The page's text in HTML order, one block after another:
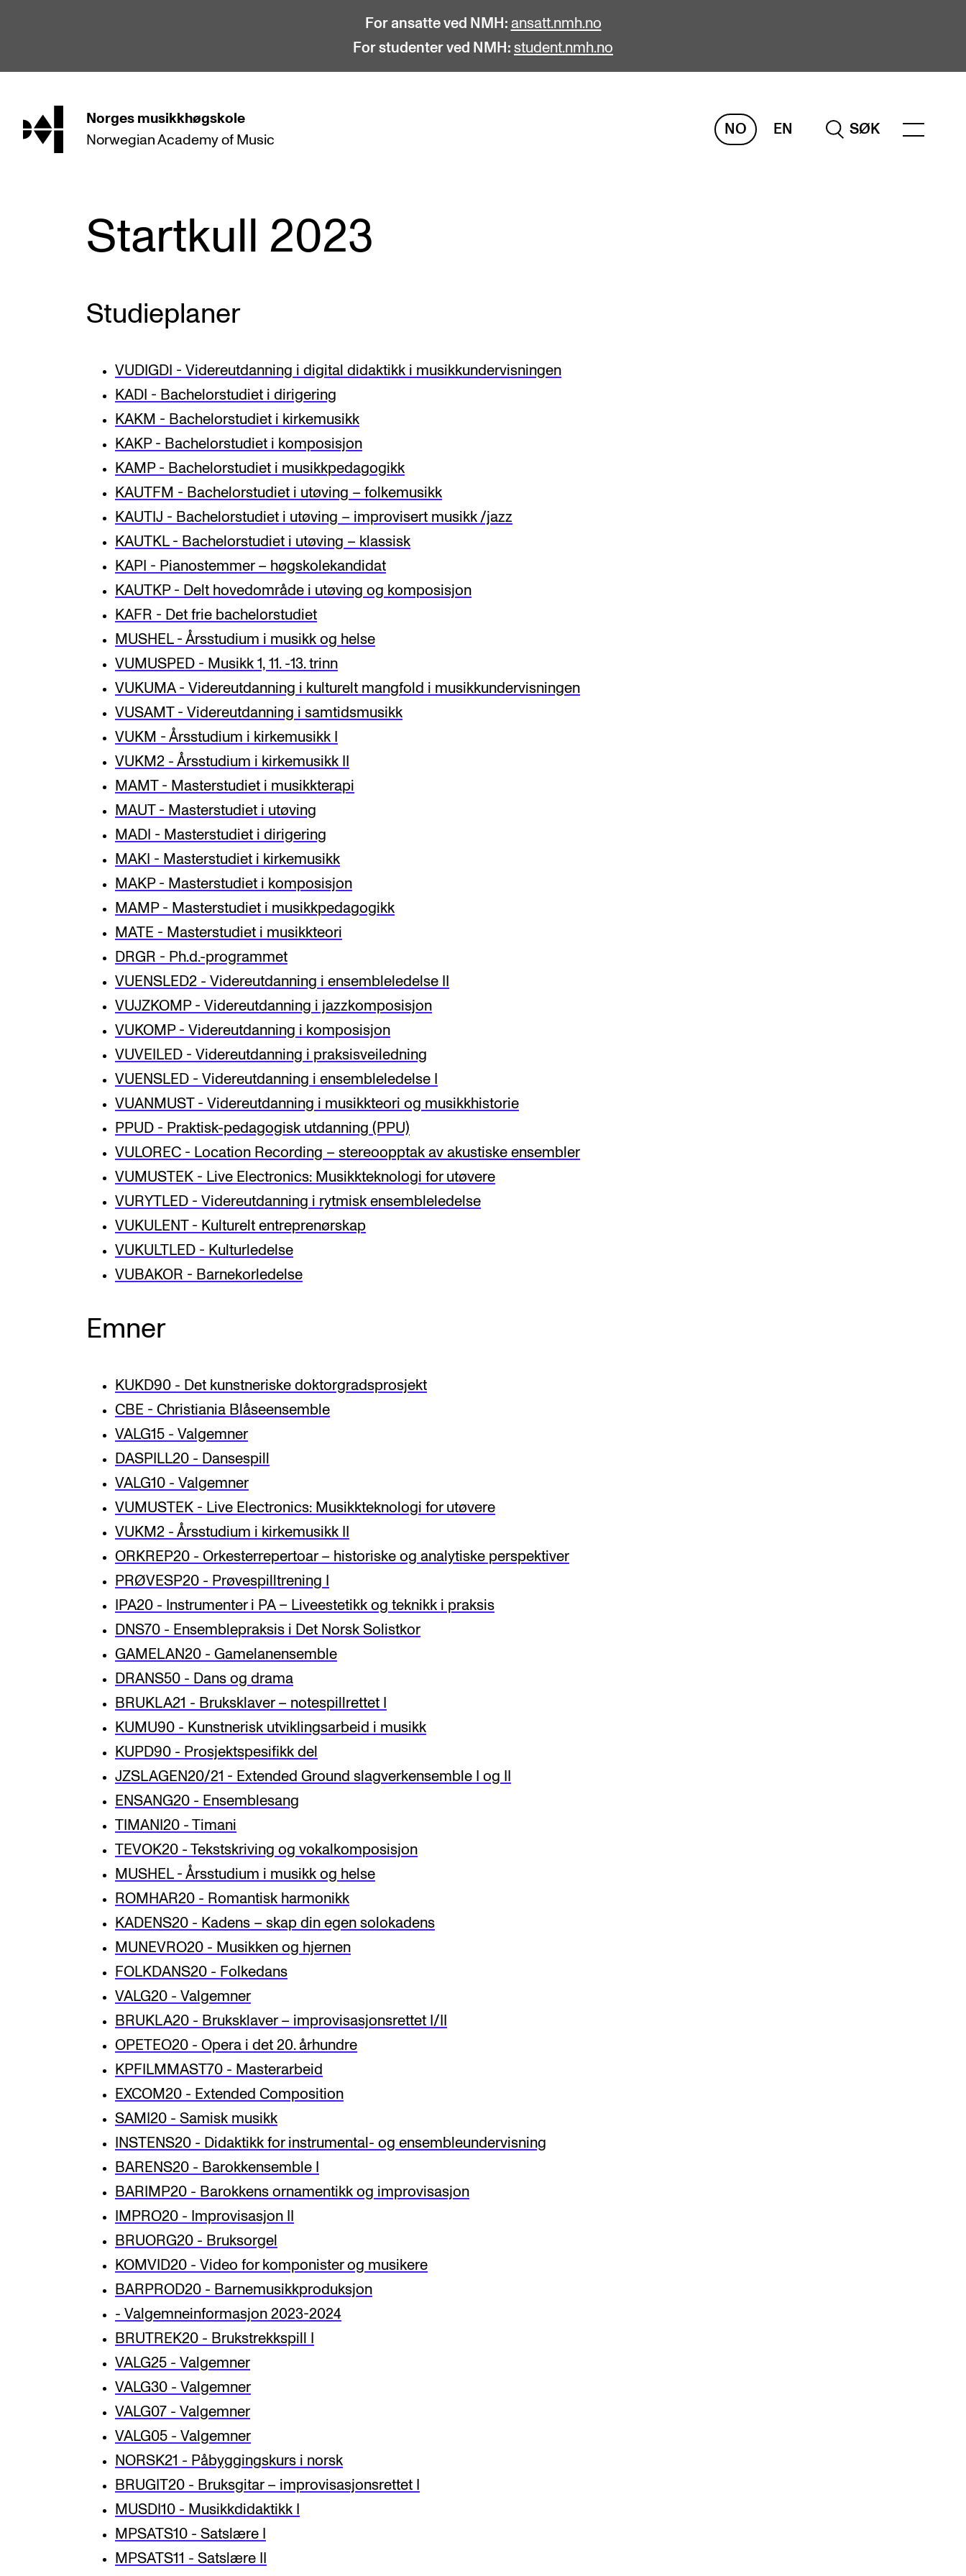
For ansatte ved NMH: ansatt.nmh.no
For studenter ved NMH: student.nmh.no
hjem Norges musikkhøgskole
Norwegian Academy of Music
NO EN
SØK
STUDIER
Master
Etterutdanning og kurs
Fagmiljøer
INTERNASJONALT
Utveksling
Internasjonal strategi
Samarbeidsprosjekter
Nettverk
Arrangementer og konserter
Nyheter og historier
Ledige stillinger
Startkull 2023
Studieplaner
VUDIGDI - Videreutdanning i digital didaktikk i musikkundervisningen
KADI - Bachelorstudiet i dirigering
KAKM - Bachelorstudiet i kirkemusikk
KAKP - Bachelorstudiet i komposisjon
KAMP - Bachelorstudiet i musikkpedagogikk
KAUTFM - Bachelorstudiet i utøving – folkemusikk
KAUTIJ - Bachelorstudiet i utøving – improvisert musikk /jazz
KAUTKL - Bachelorstudiet i utøving – klassisk
KAPI - Pianostemmer – høgskolekandidat
KAUTKP - Delt hovedområde i utøving og komposisjon
KAFR - Det frie bachelorstudiet
MUSHEL - Årsstudium i musikk og helse
VUMUSPED - Musikk 1, 11. -13. trinn
VUKUMA - Videreutdanning i kulturelt mangfold i musikkundervisningen
VUSAMT - Videreutdanning i samtidsmusikk
VUKM - Årsstudium i kirkemusikk I
VUKM2 - Årsstudium i kirkemusikk II
MAMT - Masterstudiet i musikkterapi
MAUT - Masterstudiet i utøving
MADI - Masterstudiet i dirigering
MAKI - Masterstudiet i kirkemusikk
MAKP - Masterstudiet i komposisjon
MAMP - Masterstudiet i musikkpedagogikk
MATE - Masterstudiet i musikkteori
DRGR - Ph.d.-programmet
VUENSLED2 - Videreutdanning i ensembleledelse II
VUJZKOMP - Videreutdanning i jazzkomposisjon
VUKOMP - Videreutdanning i komposisjon
VUVEILED - Videreutdanning i praksisveiledning
VUENSLED - Videreutdanning i ensembleledelse I
VUANMUST - Videreutdanning i musikkteori og musikkhistorie
PPUD - Praktisk-pedagogisk utdanning (PPU)
VULOREC - Location Recording – stereoopptak av akustiske ensembler
VUMUSTEK - Live Electronics: Musikkteknologi for utøvere
VURYTLED - Videreutdanning i rytmisk ensembleledelse
VUKULENT - Kulturelt entreprenørskap
VUKULTLED - Kulturledelse
VUBAKOR - Barnekorledelse
Emner
KUKD90 - Det kunstneriske doktorgradsprosjekt
CBE - Christiania Blåseensemble
VALG15 - Valgemner
DASPILL20 - Dansespill
VALG10 - Valgemner
VUMUSTEK - Live Electronics: Musikkteknologi for utøvere
VUKM2 - Årsstudium i kirkemusikk II
ORKREP20 - Orkesterrepertoar – historiske og analytiske perspektiver
PRØVESP20 - Prøvespilltrening I
IPA20 - Instrumenter i PA – Liveestetikk og teknikk i praksis
DNS70 - Ensemblepraksis i Det Norsk Solistkor
GAMELAN20 - Gamelanensemble
DRANS50 - Dans og drama
BRUKLA21 - Bruksklaver – notespillrettet I
KUMU90 - Kunstnerisk utviklingsarbeid i musikk
KUPD90 - Prosjektspesifikk del
JZSLAGEN20/21 - Extended Ground slagverkensemble I og II
ENSANG20 - Ensemblesang
TIMANI20 - Timani
TEVOK20 - Tekstskriving og vokalkomposisjon
MUSHEL - Årsstudium i musikk og helse
ROMHAR20 - Romantisk harmonikk
KADENS20 - Kadens – skap din egen solokadens
MUNEVRO20 - Musikken og hjernen
FOLKDANS20 - Folkedans
VALG20 - Valgemner
BRUKLA20 - Bruksklaver – improvisasjonsrettet I/II
OPETEO20 - Opera i det 20. århundre
KPFILMMAST70 - Masterarbeid
EXCOM20 - Extended Composition
SAMI20 - Samisk musikk
INSTENS20 - Didaktikk for instrumental- og ensembleundervisning
BARENS20 - Barokkensemble I
BARIMP20 - Barokkens ornamentikk og improvisasjon
IMPRO20 - Improvisasjon II
BRUORG20 - Bruksorgel
KOMVID20 - Video for komponister og musikere
BARPROD20 - Barnemusikkproduksjon
- Valgemneinformasjon 2023-2024
BRUTREK20 - Brukstrekkspill I
VALG25 - Valgemner
VALG30 - Valgemner
VALG07 - Valgemner
VALG05 - Valgemner
NORSK21 - Påbyggingskurs i norsk
BRUGIT20 - Bruksgitar – improvisasjonsrettet I
MUSDI10 - Musikkdidaktikk I
MPSATS10 - Satslære I
MPSATS11 - Satslære II